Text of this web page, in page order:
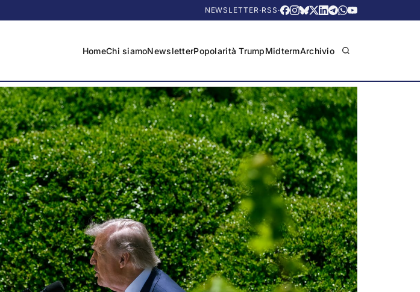
NEWSLETTER·RSS ·
HomeChi siamoNewsletterPopolarità TrumpMidtermArchivio